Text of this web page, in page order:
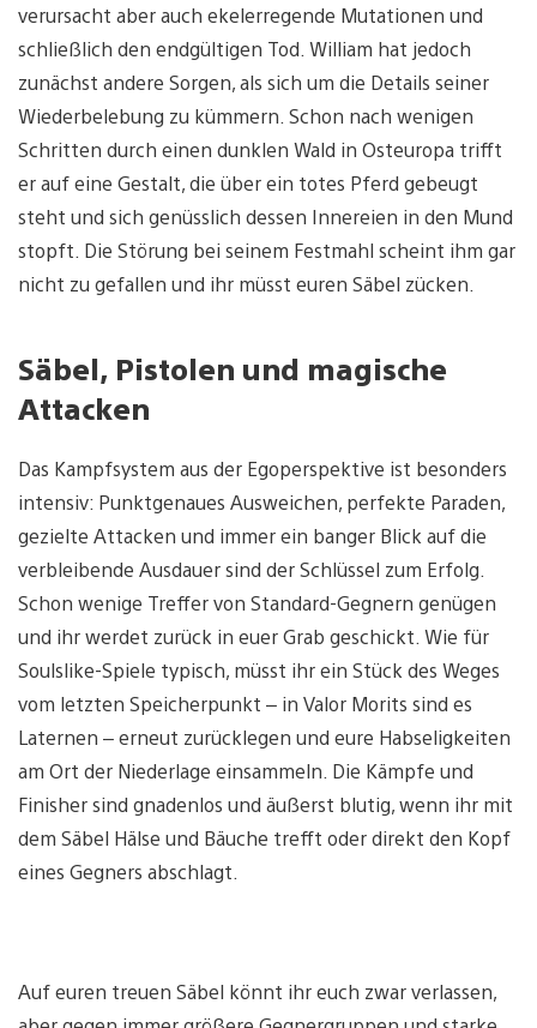
verursacht aber auch ekelerregende Mutationen und
schließlich den endgültigen Tod. William hat jedoch
zunächst andere Sorgen, als sich um die Details seiner
Wiederbelebung zu kümmern. Schon nach wenigen
Schritten durch einen dunklen Wald in Osteuropa trifft
er auf eine Gestalt, die über ein totes Pferd gebeugt
steht und sich genüsslich dessen Innereien in den Mund
stopft. Die Störung bei seinem Festmahl scheint ihm gar
nicht zu gefallen und ihr müsst euren Säbel zücken.
Säbel, Pistolen und magische
Attacken
Das Kampfsystem aus der Egoperspektive ist besonders
intensiv: Punktgenaues Ausweichen, perfekte Paraden,
gezielte Attacken und immer ein banger Blick auf die
verbleibende Ausdauer sind der Schlüssel zum Erfolg.
Schon wenige Treffer von Standard-Gegnern genügen
und ihr werdet zurück in euer Grab geschickt. Wie für
Soulslike-Spiele typisch, müsst ihr ein Stück des Weges
vom letzten Speicherpunkt – in Valor Morits sind es
Laternen – erneut zurücklegen und eure Habseligkeiten
am Ort der Niederlage einsammeln. Die Kämpfe und
Finisher sind gnadenlos und äußerst blutig, wenn ihr mit
dem Säbel Hälse und Bäuche trefft oder direkt den Kopf
eines Gegners abschlagt.
Auf euren treuen Säbel könnt ihr euch zwar verlassen,